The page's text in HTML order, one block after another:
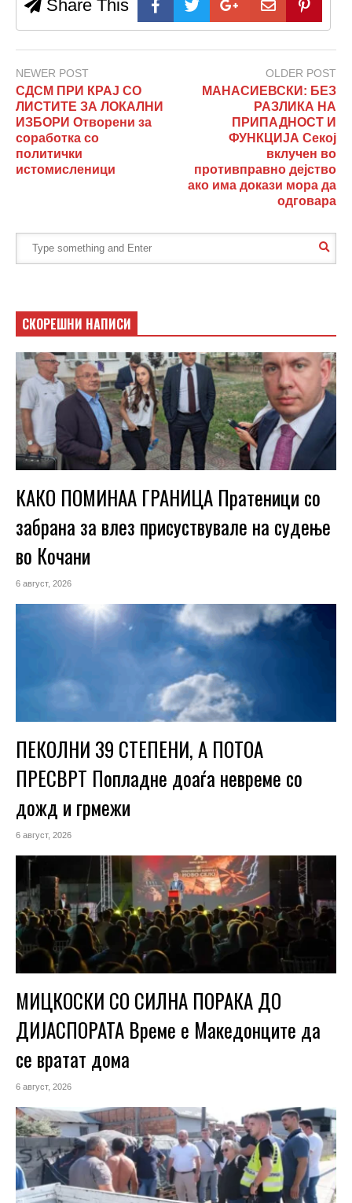
Share This
NEWER POST
СДСМ ПРИ КРАЈ СО
ЛИСТИТЕ ЗА ЛОКАЛНИ
ИЗБОРИ Отворени за
соработка со
политички
истомисленици
OLDER POST
МАНАСИЕВСКИ: БЕЗ
РАЗЛИКА НА
ПРИПАДНОСТ И
ФУНКЦИЈА Секој
вклучен во
противправно дејство
ако има докази мора да
одговара
СКОРЕШНИ НАПИСИ
КАКО ПОМИНАА ГРАНИЦА Пратеници со
забрана за влез присуствувале на судење
во Кочани
6 август, 2026
ПЕКОЛНИ 39 СТЕПЕНИ, А ПОТОА
ПРЕСВРТ Попладне доаѓа невреме со
дожд и грмежи
6 август, 2026
МИЦКОСКИ СО СИЛНА ПОРАКА ДО
ДИЈАСПОРАТА Време е Македонците да
се вратат дома
6 август, 2026